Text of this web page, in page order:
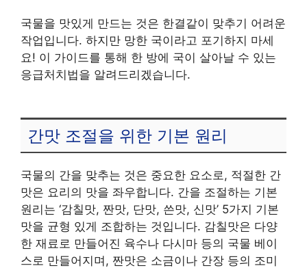
국물을 맛있게 만드는 것은 한결같이 맞추기 어려운
작업입니다. 하지만 망한 국이라고 포기하지 마세
요! 이 가이드를 통해 한 방에 국이 살아날 수 있는
응급처치법을 알려드리겠습니다.
간맛 조절을 위한 기본 원리
국물의 간을 맞추는 것은 중요한 요소로, 적절한 간
맛은 요리의 맛을 좌우합니다. 간을 조절하는 기본
원리는 ‘감칠맛, 짠맛, 단맛, 쓴맛, 신맛’ 5가지 기본
맛을 균형 있게 조합하는 것입니다. 감칠맛은 다양
한 재료로 만들어진 육수나 다시마 등의 국물 베이
스로 만들어지며, 짠맛은 소금이나 간장 등의 조미